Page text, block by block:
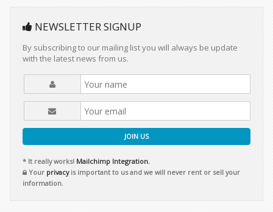
NEWSLETTER SIGNUP
By subscribing to our mailing list you will always be update
with the latest news from us.
JOIN US
* It really works! Mailchimp Integration.
Your privacyis important to us and we will never rent or sell your
information.